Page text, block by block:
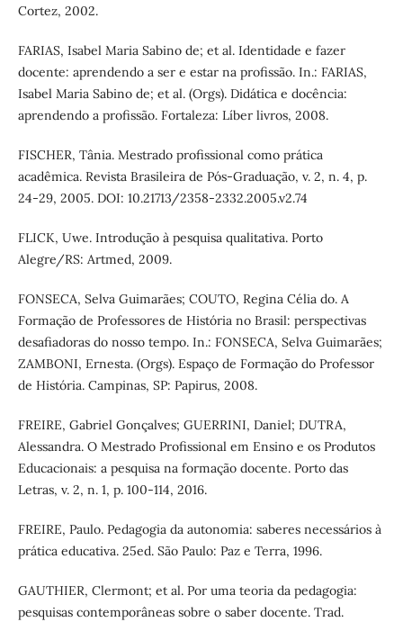
Cortez, 2002.
FARIAS, Isabel Maria Sabino de; et al. Identidade e fazer
docente: aprendendo a ser e estar na profissão. In.: FARIAS,
Isabel Maria Sabino de; et al. (Orgs). Didática e docência:
aprendendo a profissão. Fortaleza: Líber livros, 2008.
FISCHER, Tânia. Mestrado profissional como prática
acadêmica. Revista Brasileira de Pós-Graduação, v. 2, n. 4, p.
24-29, 2005. DOI: 10.21713/2358-2332.2005.v2.74
FLICK, Uwe. Introdução à pesquisa qualitativa. Porto
Alegre/RS: Artmed, 2009.
FONSECA, Selva Guimarães; COUTO, Regina Célia do. A
Formação de Professores de História no Brasil: perspectivas
desafiadoras do nosso tempo. In.: FONSECA, Selva Guimarães;
ZAMBONI, Ernesta. (Orgs). Espaço de Formação do Professor
de História. Campinas, SP: Papirus, 2008.
FREIRE, Gabriel Gonçalves; GUERRINI, Daniel; DUTRA,
Alessandra. O Mestrado Profissional em Ensino e os Produtos
Educacionais: a pesquisa na formação docente. Porto das
Letras, v. 2, n. 1, p. 100-114, 2016.
FREIRE, Paulo. Pedagogia da autonomia: saberes necessários à
prática educativa. 25ed. São Paulo: Paz e Terra, 1996.
GAUTHIER, Clermont; et al. Por uma teoria da pedagogia:
pesquisas contemporâneas sobre o saber docente. Trad.